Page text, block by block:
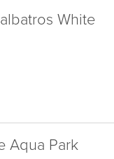
White
Aqua Park